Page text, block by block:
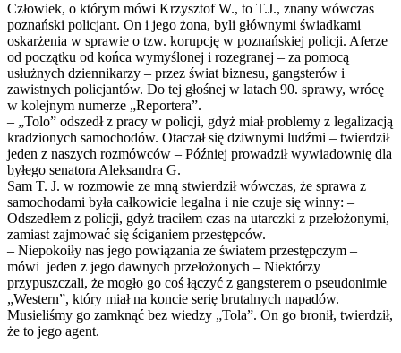
Człowiek, o którym mówi Krzysztof W., to T.J., znany wówczas
poznański policjant. On i jego żona, byli głównymi świadkami
oskarżenia w sprawie o tzw. korupcję w poznańskiej policji. Aferze
od początku od końca wymyślonej i rozegranej – za pomocą
usłużnych dziennikarzy – przez świat biznesu, gangsterów i
zawistnych policjantów. Do tej głośnej w latach 90. sprawy, wrócę
w kolejnym numerze „Reportera”.
– „Tolo” odszedł z pracy w policji, gdyż miał problemy z legalizacją
kradzionych samochodów. Otaczał się dziwnymi ludźmi – twierdził
jeden z naszych rozmówców – Później prowadził wywiadownię dla
byłego senatora Aleksandra G.
Sam T. J. w rozmowie ze mną stwierdził wówczas, że sprawa z
samochodami była całkowicie legalna i nie czuje się winny: –
Odszedłem z policji, gdyż traciłem czas na utarczki z przełożonymi,
zamiast zajmować się ściganiem przestępców.
– Niepokoiły nas jego powiązania ze światem przestępczym –
mówi jeden z jego dawnych przełożonych – Niektórzy
przypuszczali, że mogło go coś łączyć z gangsterem o pseudonimie
„Western”, który miał na koncie serię brutalnych napadów.
Musieliśmy go zamknąć bez wiedzy „Tola”. On go bronił, twierdził,
że to jego agent.